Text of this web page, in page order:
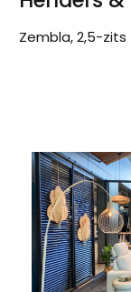
Zembla, 2,5-zits